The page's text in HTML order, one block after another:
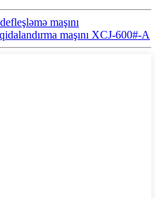
maşını
maşını XCJ-600#-A